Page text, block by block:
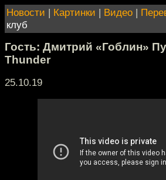
Новости | Картинки | Видео |
клуб
Гость: Дмитрий «Гоблин»
Thunder
25.10.19